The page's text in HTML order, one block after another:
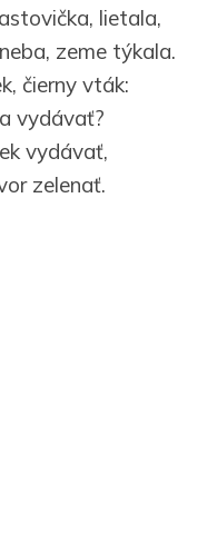
lietala,
zeme týkala.
čierny vták:
vydávať?
vydávať,
zelenať.